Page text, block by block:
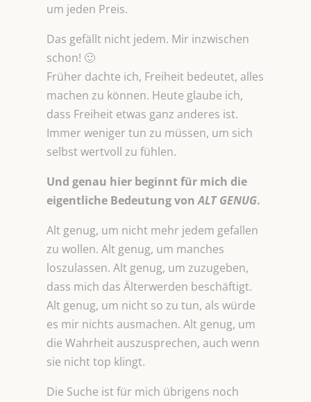
um jeden Preis.
Das gefällt nicht jedem. Mir inzwischen
schon! 🙂
Früher dachte ich, Freiheit bedeutet, alles
machen zu können. Heute glaube ich,
dass Freiheit etwas ganz anderes ist.
Immer weniger tun zu müssen, um sich
selbst wertvoll zu fühlen.
Und genau hier beginnt für mich die
eigentliche Bedeutung vonALT GENUG.
Alt genug, um nicht mehr jedem gefallen
zu wollen. Alt genug, um manches
loszulassen. Alt genug, um zuzugeben,
dass mich das Älterwerden beschäftigt.
Alt genug, um nicht so zu tun, als würde
es mir nichts ausmachen. Alt genug, um
die Wahrheit auszusprechen, auch wenn
sie nicht top klingt.
Die Suche ist für mich übrigens noch